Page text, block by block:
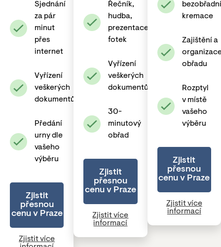
Sjednání
za pár
minut
přes
internet
Vyřízení
veškerých
dokumentů
Předání
urny dle
vašeho
výběru
Zjistit
přesnou
cenu v Praze
Zjistit více
Řečník,
hudba,
prezentace
fotek
Vyřízení
veškerých
dokumentů
30-
minutový
obřad
Zjistit
přesnou
cenu v Praze
Zjistit více
informací
bezobřadní
kremace
Zajištění a
obřadu
Rozptyl
v místě
vašeho
výběru
Zjistit
přesnou
cenu v Praze
Zjistit více
informací